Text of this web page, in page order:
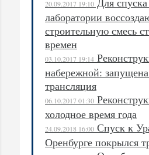
20.09.2017 19:10
лаборатории
строительную смесь
времен
03.10.2017 19:14
набережной:
трансляция
06.10.2017 01:30
холодное время года
24.09.2018 16:00 Спуск к
Оренбурге покрылся